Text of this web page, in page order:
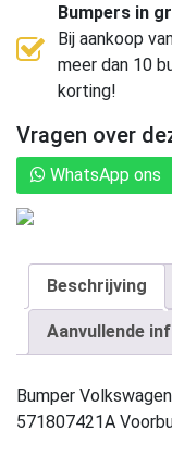
Bumpers in
Bij aankoop
meer dan 10
korting!
Vragen over
WhatsApp ons
Beschrijving
Aanvullende
Bumper
571807421A